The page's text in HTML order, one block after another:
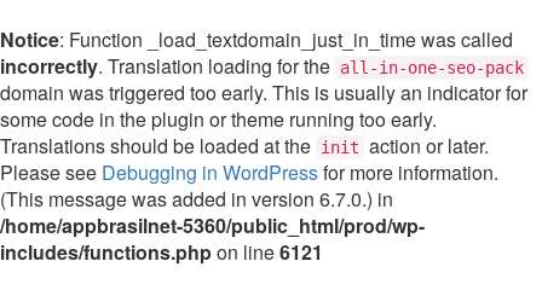
Notice: Function _load_textdomain_just_in_time was called
incorrectly. Translation loading for the all-in-one-seo-pack
domain was triggered too early. This is usually an indicator for
some code in the plugin or theme running too early.
Translations should be loaded at the init action or later.
Please see Debugging in WordPressfor more information.
(This message was added in version 6.7.0.) in
/home/appbrasilnet-5360/public_html/prod/wp-
includes/functions.phpon line6121